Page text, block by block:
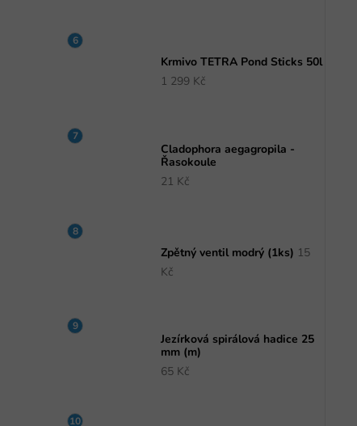
Krmivo TETRA Pond Sticks 50l
1 299 Kč
Cladophora aegagropila -
Řasokoule
21 Kč
Zpětný ventil modrý (1ks) 15
Kč
Jezírková spirálová hadice 25
mm (m)
65 Kč